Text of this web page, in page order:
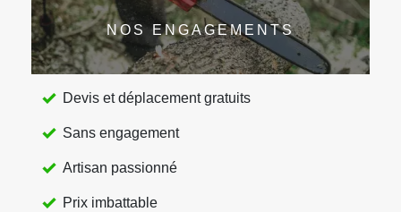
NOS ENGAGEMENTS
Devis et déplacement gratuits
Sans engagement
Artisan passionné
Prix imbattable